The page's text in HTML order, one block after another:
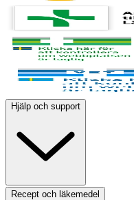
Hjälp och support
Recept och läkemedel